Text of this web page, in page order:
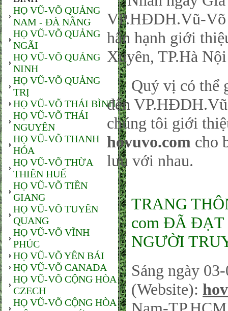
HỌ VŨ-VÕ QUẢNG
NAM - ĐÀ NẴNG
HỌ VŨ-VÕ QUẢNG
NGÃI
HỌ VŨ-VÕ QUẢNG
NINH
HỌ VŨ-VÕ QUẢNG
TRỊ
HỌ VŨ-VÕ THÁI BÌNH
HỌ VŨ-VÕ THÁI
NGUYÊN
HỌ VŨ-VÕ THANH
HÓA
HỌ VŨ-VÕ THỪA
THIÊN HUẾ
HỌ VŨ-VÕ TIỀN
GIANG
HỌ VŨ-VÕ TUYÊN
QUANG
HỌ VŨ-VÕ VĨNH
PHÚC
HỌ VŨ-VÕ YÊN BÁI
HỌ VŨ-VÕ CANADA
HỌ VŨ-VÕ CỘNG HÒA
CZECH
HỌ VŨ-VÕ CỘNG HÒA
VP.HĐDH.Vũ-Võ
hân hạnh giới
Xuyên, TP.Hà
Quý vị có thể
đến
chúng tôi giới
hovuvo.com cho
lưu với nhau.
TRANG
com ĐÃ ĐẠT
NGƯỜI
Sáng ngày
(Website):